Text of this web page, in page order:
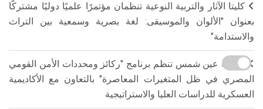
كليتا الآثار والتربية النوعية تنظمان مؤتمرًا علميًا دوليًا مشتركًا
بعنوان "الألوان والموسيقى: لغة بصرية وسمعية بين التراث
والاستدامة"
جامعة عين شمس تنظم برنامج "ركائز ومحددات الأمن القومي
المصري في ظل المتغيرات المعاصرة" بالتعاون مع الأكاديمية
العسكرية للدراسات العليا والاستراتيجية